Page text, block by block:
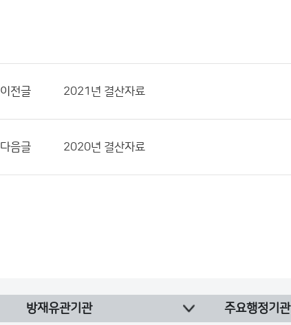
이전글 2021년 결산자료
다음글 2020년 결산자료
방재유관기관 주요행정기관